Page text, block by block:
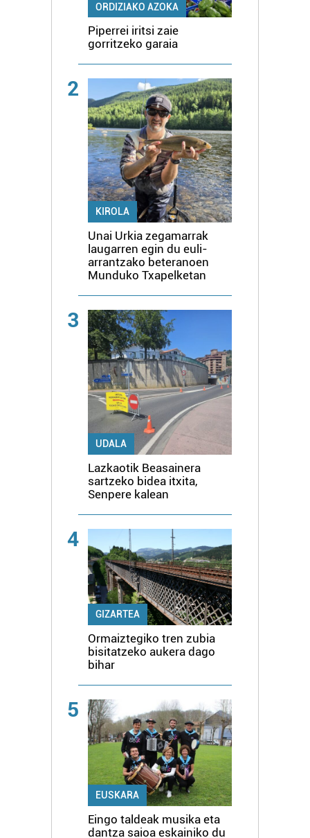
ORDIZIAKO AZOKA
Piperrei iritsi zaie
gorritzeko garaia
2
KIROLA
Unai Urkia zegamarrak
laugarren egin du euli-
arrantzako beteranoen
Munduko Txapelketan
3
UDALA
Lazkaotik Beasainera
sartzeko bidea itxita,
Senpere kalean
4
GIZARTEA
Ormaiztegiko tren zubia
bisitatzeko aukera dago
bihar
5
EUSKARA
Eingo taldeak musika eta
dantza saioa eskainiko du